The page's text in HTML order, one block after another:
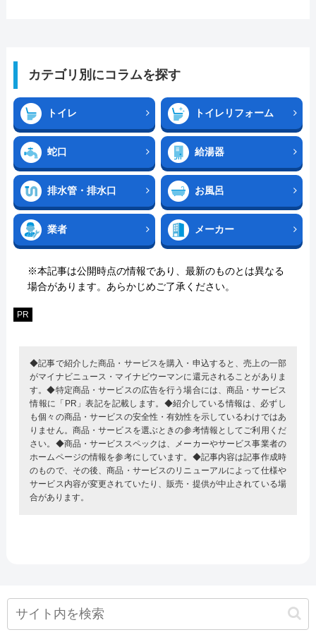
カテゴリ別にコラムを探す
トイレ トイレリフォーム
蛇口 給湯器
排水管・排水口 お風呂
業者 メーカー
※本記事は公開時点の情報であり、最新のものとは異なる
場合があります。あらかじめご了承ください。
PR
◆記事で紹介した商品・サービスを購入・申込すると、売上の一部
がマイナビニュース・マイナビウーマンに還元されることがありま
す。◆特定商品・サービスの広告を行う場合には、商品・サービス
情報に「PR」表記を記載します。◆紹介している情報は、必ずし
も個々の商品・サービスの安全性・有効性を示しているわけではあ
りません。商品・サービスを選ぶときの参考情報としてご利用くだ
さい。◆商品・サービススペックは、メーカーやサービス事業者の
ホームページの情報を参考にしています。◆記事内容は記事作成時
のもので、その後、商品・サービスのリニューアルによって仕様や
サービス内容が変更されていたり、販売・提供が中止されている場
合があります。